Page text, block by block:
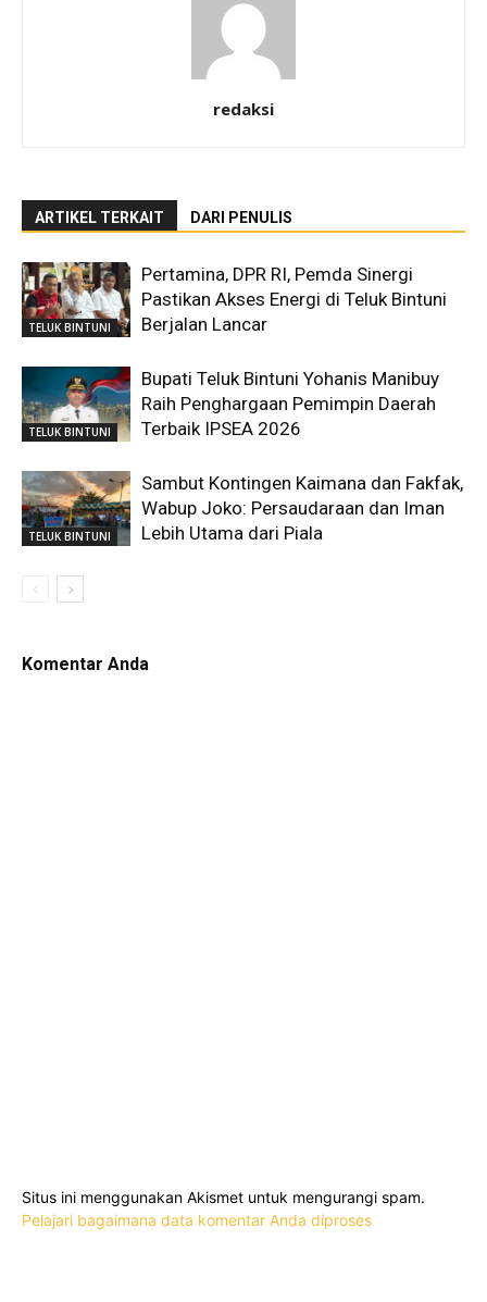
redaksi
ARTIKEL TERKAIT DARI PENULIS
TELUK BINTUNI
Pertamina, DPR RI, Pemda Sinergi
Pastikan Akses Energi di Teluk Bintuni
Berjalan Lancar
TELUK BINTUNI
Bupati Teluk Bintuni Yohanis Manibuy
Raih Penghargaan Pemimpin Daerah
Terbaik IPSEA 2026
TELUK BINTUNI
Sambut Kontingen Kaimana dan Fakfak,
Wabup Joko: Persaudaraan dan Iman
Lebih Utama dari Piala
Komentar Anda
Situs ini menggunakan Akismet untuk mengurangi spam.
Pelajari bagaimana data komentar Anda diproses